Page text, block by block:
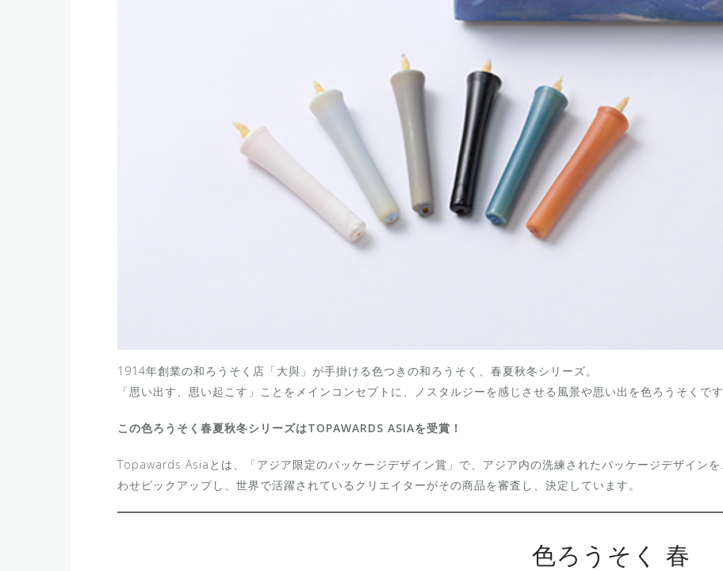
1914年創業の和ろうそく店「大與」が手掛ける色つきの和ろうそく、春夏秋冬シリーズ。
「思い出す、思い起こす」ことをメインコンセプトに、ノスタルジーを感じさせる風景や思い出を色ろうそくです
この色ろうそく春夏秋冬シリーズはTOPAWARDS ASIAを受賞！
Topawards Asiaとは、「アジア限定のパッケージデザイン賞」で、アジア内の洗練されたパッケージデザイン
わせピックアップし、世界で活躍されているクリエイターがその商品を審査し、決定しています。
色ろうそく 春